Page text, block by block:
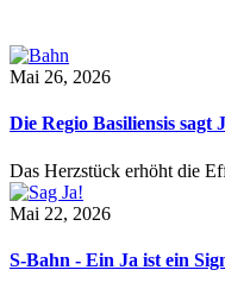
Mai 26, 2026
Die Regio Basiliensis
Das Herzstück erhöht die
Mai 22, 2026
S-Bahn - Ein Ja ist ein